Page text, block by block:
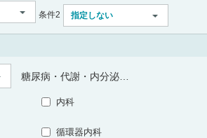
条件2 指定しない
内科
循環器内科